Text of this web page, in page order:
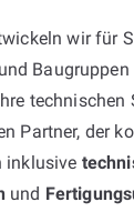
wir für
technischen
Partner, der
inklusive
und